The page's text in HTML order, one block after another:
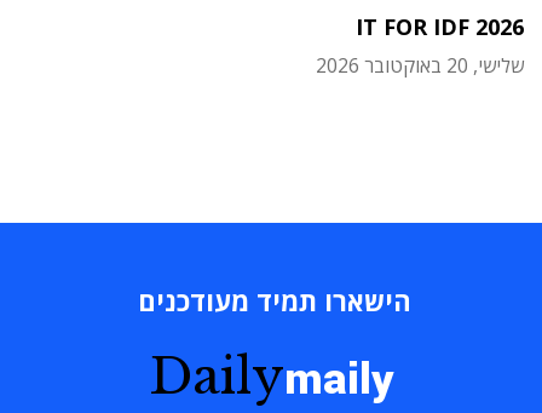
IT FOR IDF 2026
שלישי, 20 באוקטובר 2026
הישארו תמיד מעודכנים
Dailymaily